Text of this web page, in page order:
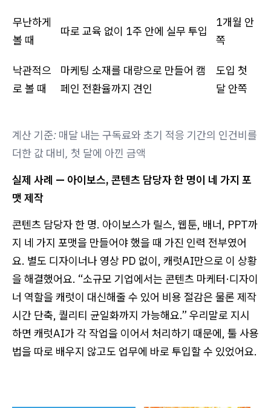
무난하게
볼 때
따로 교육 없이 1주 안에 실무 투입
1개월 안
쪽
낙관적으
로 볼 때
마케팅 소재를 대량으로 만들어 캠
페인 전환율까지 견인
도입 첫
달 안쪽
계산 기준: 매달 내는 구독료와 초기 적응 기간의 인건비를
더한 값 대비, 첫 달에 아낀 금액
실제 사례 — 아이보스, 콘텐츠 담당자 한 명이 네 가지 포
맷 제작
콘텐츠 담당자 한 명. 아이보스가 릴스, 웹툰, 배너, PPT까
지 네 가지 포맷을 만들어야 했을 때 가진 인력 전부였어
요. 별도 디자이너나 영상 PD 없이, 캐럿AI만으로 이 상황
을 해결했어요. “소규모 기업에서는 콘텐츠 마케터·디자이
너 역할을 캐럿이 대신해줄 수 있어 비용 절감은 물론 제작
시간 단축, 퀄리티 균일화까지 가능해요.” 우리말로 지시
하면 캐럿AI가 각 작업을 이어서 처리하기 때문에, 툴 사용
법을 따로 배우지 않고도 업무에 바로 투입할 수 있었어요.